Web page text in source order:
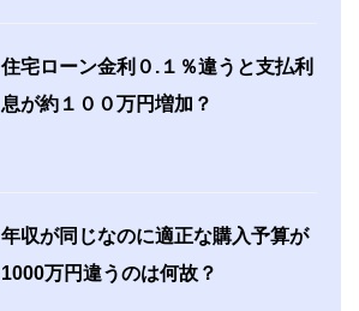
住宅ローン金利０.１％違うと支払利
息が約１００万円増加？
年収が同じなのに適正な購入予算が
1000万円違うのは何故？